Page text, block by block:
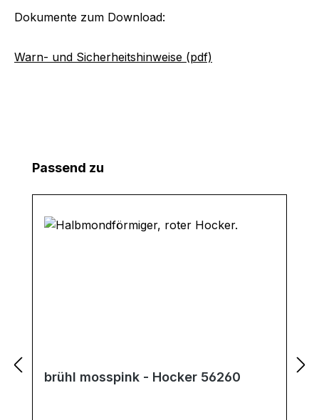
Dokumente zum Download:
Warn- und Sicherheitshinweise (pdf)
Produktgalerie überspringen
Passend zu
brühl mosspink - Hocker 56260